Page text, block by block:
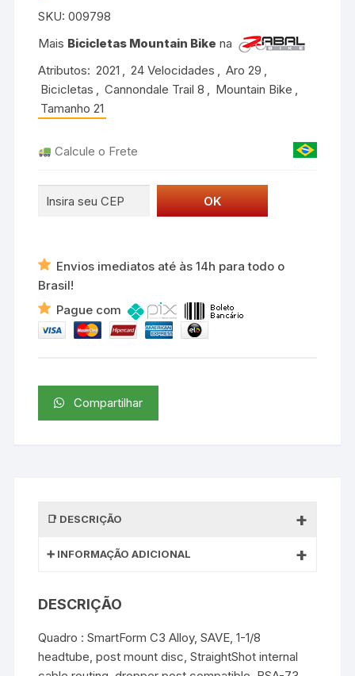
SKU:009798
Mais Bicicletas Mountain Bike na
Atributos: 2021 , 24 Velocidades , Aro 29 ,
Bicicletas , Cannondale Trail 8 , Mountain Bike ,
Tamanho 21
Calcule o Frete
Envios imediatos até às 14h para todo o
Brasil!
Pague com
Compartilhar
DESCRIÇÃO
INFORMAÇÃO ADICIONAL
DESCRIÇÃO
Quadro : SmartForm C3 Alloy, SAVE, 1-1/8
headtube, post mount disc, StraightShot internal